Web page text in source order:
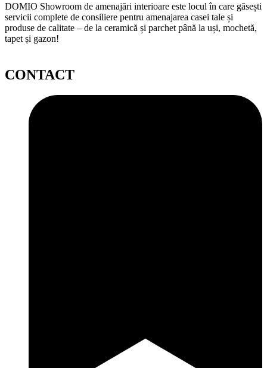
DOMIO Showroom de amenajări interioare este locul în care găsești
servicii complete de consiliere pentru amenajarea casei tale și
produse de calitate – de la ceramică și parchet până la uși, mochetă,
tapet și gazon!
CONTACT